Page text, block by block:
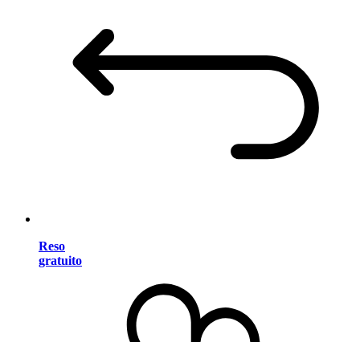
Reso
gratuito